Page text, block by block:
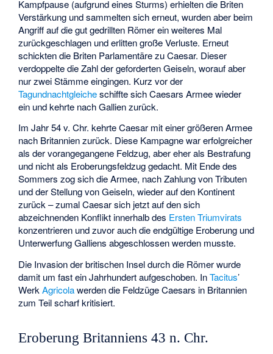
Kampfpause (aufgrund eines Sturms) erhielten die Briten
Verstärkung und sammelten sich erneut, wurden aber beim
Angriff auf die gut gedrillten Römer ein weiteres Mal
zurückgeschlagen und erlitten große Verluste. Erneut
schickten die Briten Parlamentäre zu Caesar. Dieser
verdoppelte die Zahl der geforderten Geiseln, worauf aber
nur zwei Stämme eingingen. Kurz vor der
Tagundnachtgleicheschiffte sich Caesars Armee wieder
ein und kehrte nach Gallien zurück.
Im Jahr 54 v. Chr. kehrte Caesar mit einer größeren Armee
nach Britannien zurück. Diese Kampagne war erfolgreicher
als der vorangegangene Feldzug, aber eher als Bestrafung
und nicht als Eroberungsfeldzug gedacht. Mit Ende des
Sommers zog sich die Armee, nach Zahlung von Tributen
und der Stellung von Geiseln, wieder auf den Kontinent
zurück – zumal Caesar sich jetzt auf den sich
abzeichnenden Konflikt innerhalb des Ersten Triumvirats
konzentrieren und zuvor auch die endgültige Eroberung und
Unterwerfung Galliens abgeschlossen werden musste.
Die Invasion der britischen Insel durch die Römer wurde
damit um fast ein Jahrhundert aufgeschoben. InTacitus’
WerkAgricolawerden die Feldzüge Caesars in Britannien
zum Teil scharf kritisiert.
Eroberung Britanniens 43 n. Chr.